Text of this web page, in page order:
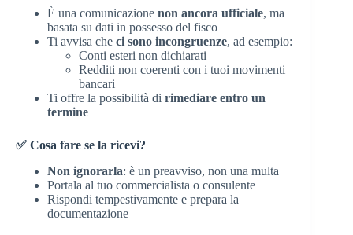
È una comunicazione non ancora ufficiale, ma
basata su dati in possesso del fisco
Ti avvisa che ci sono incongruenze, ad esempio:
Conti esteri non dichiarati
Redditi non coerenti con i tuoi movimenti
bancari
Ti offre la possibilità di rimediare entro un
termine
✅ Cosa fare se la ricevi?
Non ignorarla: è un preavviso, non una multa
Portala al tuo commercialista o consulente
Rispondi tempestivamente e prepara la
documentazione